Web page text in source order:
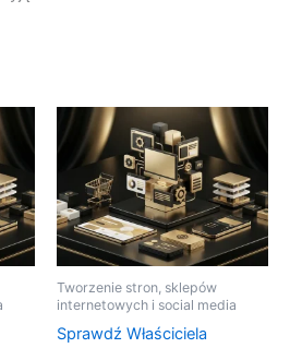
Tworzenie stron, sklepów
internetowych i social media
Sprawdź Właściciela